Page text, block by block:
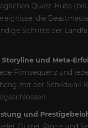
Quest-Hubs
die
Schritte der
und Meta-
Filmsequenz und
mit der Schildwall-
und